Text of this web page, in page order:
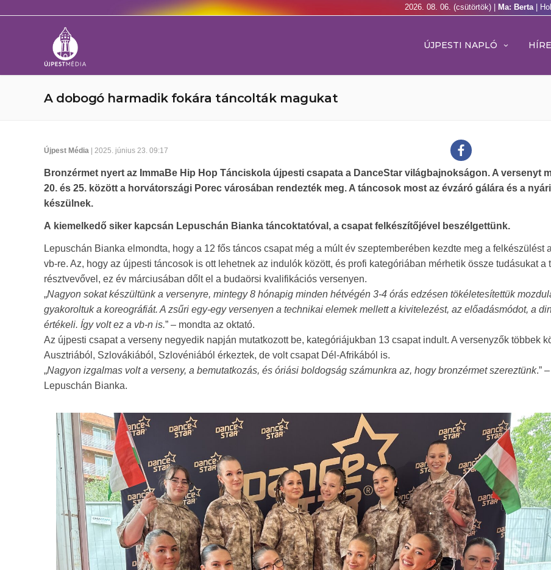
2026. 08. 06. (csütörtök) | Ma: Berta |
ÚJPESTI NAPLÓ
A dobogó harmadik fokára táncolták magukat
Újpest Média | 2025. június 23. 09:17
Bronzérmet nyert az ImmaBe Hip Hop Tánciskola újpesti csapata a DanceStar világbajnokságon. A versenyt
20. és 25. között a horvátországi Porec városában rendezték meg. A táncosok most az évzáró gálára és a
készülnek.
A kiemelkedő siker kapcsán Lepuschán Bianka táncoktatóval, a csapat felkészítőjével beszélgettünk.
Lepuschán Bianka elmondta, hogy a 12 fős táncos csapat még a múlt év szeptemberében kezdte meg a felkészülést
vb-re. Az, hogy az újpesti táncosok is ott lehetnek az indulók között, és profi kategóriában mérhetik össze tudásukat a
résztvevővel, ez év márciusában dőlt el a budaörsi kvalifikációs versenyen.
„Nagyon sokat készültünk a versenyre, mintegy 8 hónapig minden hétvégén 3-4 órás edzésen tökéletesítettük
gyakoroltuk a koreográfiát. A zsűri egy-egy versenyen a technikai elemek mellett a kivitelezést, az előadásmódot, a
értékeli. Így volt ez a vb-n is.” – mondta az oktató.
Az újpesti csapat a verseny negyedik napján mutatkozott be, kategóriájukban 13 csapat indult. A versenyzők többek
Ausztriából, Szlovákiából, Szlovéniából érkeztek, de volt csapat Dél-Afrikából is.
„Nagyon izgalmas volt a verseny, a bemutatkozás, és óriási boldogság számunkra az, hogy bronzérmet szereztünk.”
Lepuschán Bianka.